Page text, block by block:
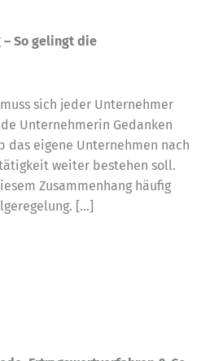
So gelingt die
sich jeder Unternehmer
Unternehmerin Gedanken
das eigene Unternehmen nach
weiter bestehen soll.
Zusammenhang häufig
[...]